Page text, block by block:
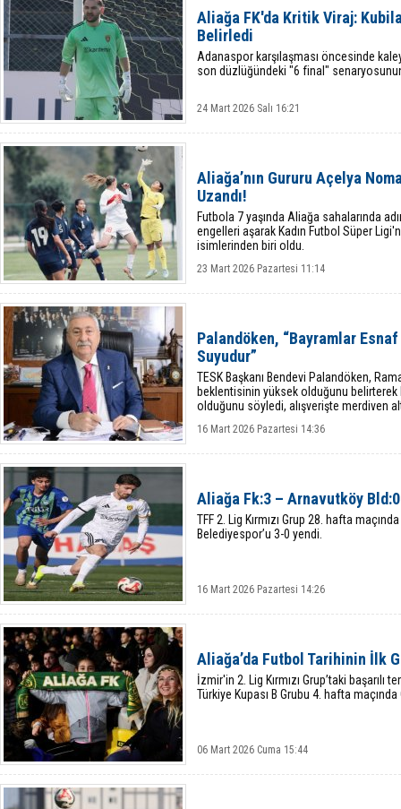
Aliağa FK'da Kritik Viraj:
Belirledi
Adanaspor karşılaşması öncesinde
son düzlüğündeki "6 final" senaryosunun
24 Mart 2026 Salı 16:21
Aliağa’nın Gururu Açelya
Uzandı!
Futbola 7 yaşında Aliağa sahalarında
engelleri aşarak Kadın Futbol Süper
isimlerinden biri oldu.
23 Mart 2026 Pazartesi 11:14
Palandöken, “Bayramlar
Suyudur”
TESK Başkanı Bendevi Palandöken,
beklentisinin yüksek olduğunu
olduğunu söyledi, alışverişte merdiven
16 Mart 2026 Pazartesi 14:36
Aliağa Fk:3 – Arnavutköy Bld:0
TFF 2. Lig Kırmızı Grup 28. hafta
Belediyespor’u 3-0 yendi.
16 Mart 2026 Pazartesi 14:26
Aliağa’da Futbol Tarihinin İlk
İzmir'in 2. Lig Kırmızı Grup’taki
Türkiye Kupası B Grubu 4. hafta maçında
06 Mart 2026 Cuma 15:44